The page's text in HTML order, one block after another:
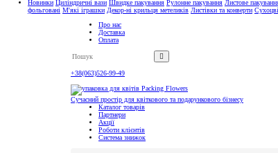
Новинки Циліндричні вази Швидке пакування Рулонне пакування Листове
фольговані М'які іграшки Декор-ні крильця метеликів Листівки та конверти
Про нас
Доставка
Оплата
+38(063)526-99-49
Сучасний простір для квіткового та подарункового бізнесу
Каталог товарів
Партнери
Акції
Роботи клієнтів
Система знижок